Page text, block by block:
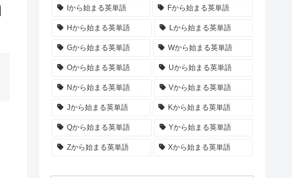
Iから始まる英単語 Fから始まる英単語
Hから始まる英単語 Lから始まる英単語
Gから始まる英単語 Wから始まる英単語
Oから始まる英単語 Uから始まる英単語
Nから始まる英単語 Vから始まる英単語
Jから始まる英単語 Kから始まる英単語
Qから始まる英単語 Yから始まる英単語
Zから始まる英単語 Xから始まる英単語